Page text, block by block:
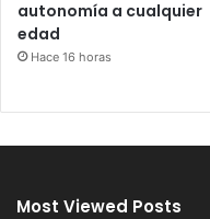
autonomía a cualquier
edad
Hace 16 horas
Most Viewed Posts